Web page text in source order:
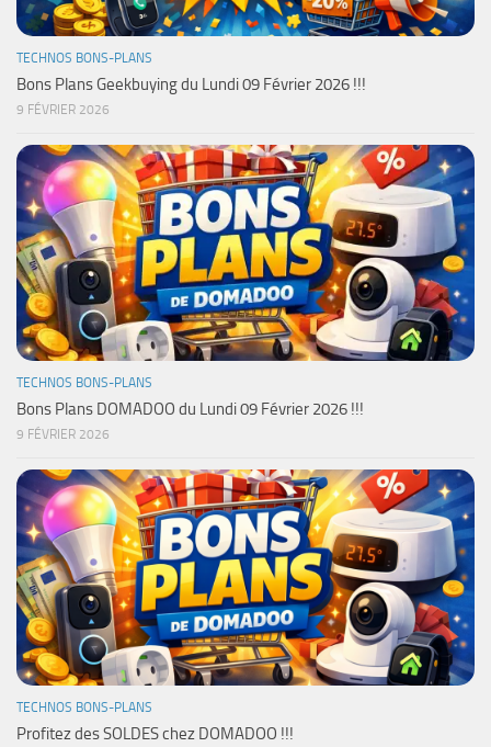
TECHNOS BONS-PLANS
Bons Plans Geekbuying du Lundi 09 Février 2026 !!!
9 FÉVRIER 2026
TECHNOS BONS-PLANS
Bons Plans DOMADOO du Lundi 09 Février 2026 !!!
9 FÉVRIER 2026
TECHNOS BONS-PLANS
Profitez des SOLDES chez DOMADOO !!!